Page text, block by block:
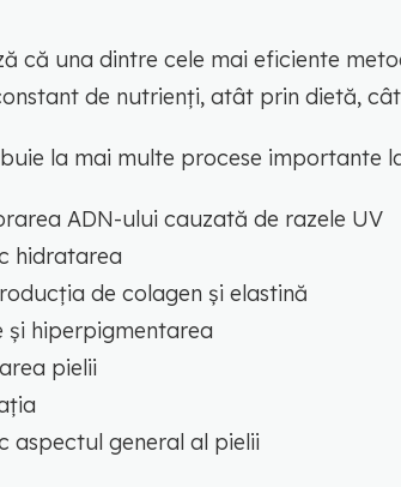
că una dintre cele mai eficiente
de nutrienți, atât prin dietă,
la mai multe procese importante
ADN-ului cauzată de razele UV
hidratarea
de colagen și elastină
și hiperpigmentarea
pielii
aspectul general al pielii